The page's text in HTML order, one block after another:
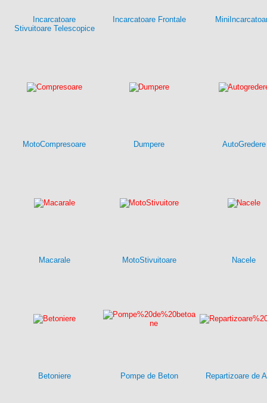
Incarcatoare
Stivuitoare Telescopice
Incarcatoare Frontale
MotoCompresoare Dumpere AutoGredere
Macarale MotoStivuitoare Nacele
Betoniere Pompe de Beton Repartizoare de